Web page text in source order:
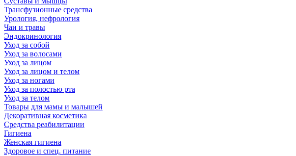
Трансфузионные средства
Урология, нефрология
Чаи и травы
Эндокринология
Уход за собой
Уход за волосами
Уход за лицом
Уход за лицом и телом
Уход за ногами
Уход за полостью рта
Уход за телом
Товары для мамы и малышей
Декоративная косметика
Средства реабилитации
Гигиена
Женская гигиена
Здоровое и спец. питание